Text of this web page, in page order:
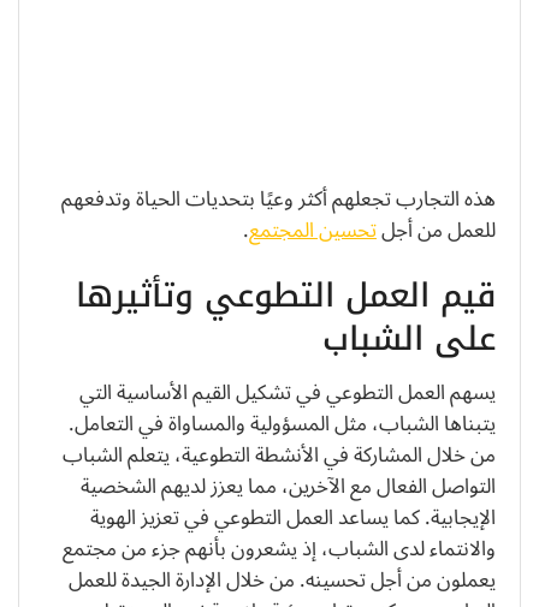
هذه التجارب تجعلهم أكثر وعيًا بتحديات الحياة وتدفعهم
للعمل من أجلتحسين المجتمع.
قيم العمل التطوعي وتأثيرها
على الشباب
يسهم العمل التطوعي في تشكيل القيم الأساسية التي
يتبناها الشباب، مثل المسؤولية والمساواة في التعامل.
من خلال المشاركة في الأنشطة التطوعية، يتعلم الشباب
التواصل الفعال مع الآخرين، مما يعزز لديهم الشخصية
الإيجابية. كما يساعد العمل التطوعي في تعزيز الهوية
والانتماء لدى الشباب، إذ يشعرون بأنهم جزء من مجتمع
يعملون من أجل تحسينه. من خلال الإدارة الجيدة للعمل